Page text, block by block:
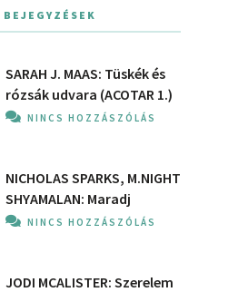
SARAH J. MAAS: Tüskék és
rózsák udvara (ACOTAR 1.)
NINCS HOZZÁSZÓLÁS
NICHOLAS SPARKS, M.NIGHT
SHYAMALAN: Maradj
NINCS HOZZÁSZÓLÁS
JODI MCALISTER: Szerelem